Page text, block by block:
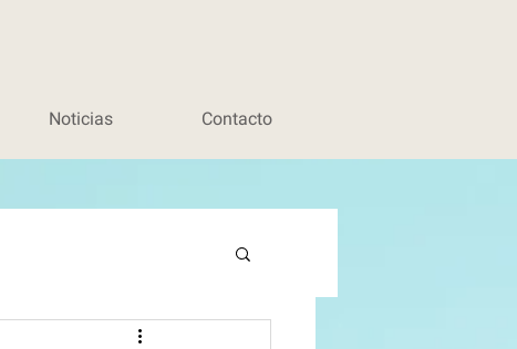
Noticias Contacto